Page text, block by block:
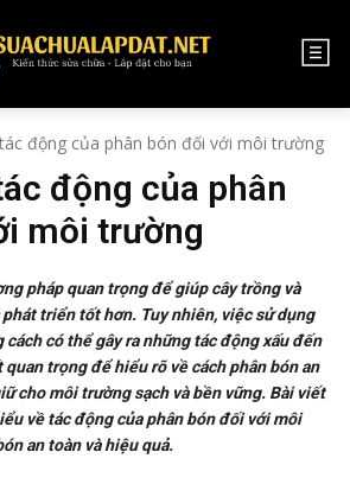
động của phân bón đối với môi trường
động của phân
môi trường
pháp quan trọng để giúp cây trồng và
triển tốt hơn. Tuy nhiên, việc sử dụng
cách có thể gây ra những tác động xấu đến
quan trọng để hiểu rõ về cách phân bón an
cho môi trường sạch và bền vững. Bài viết
về tác động của phân bón đối với môi
an toàn và hiệu quả.